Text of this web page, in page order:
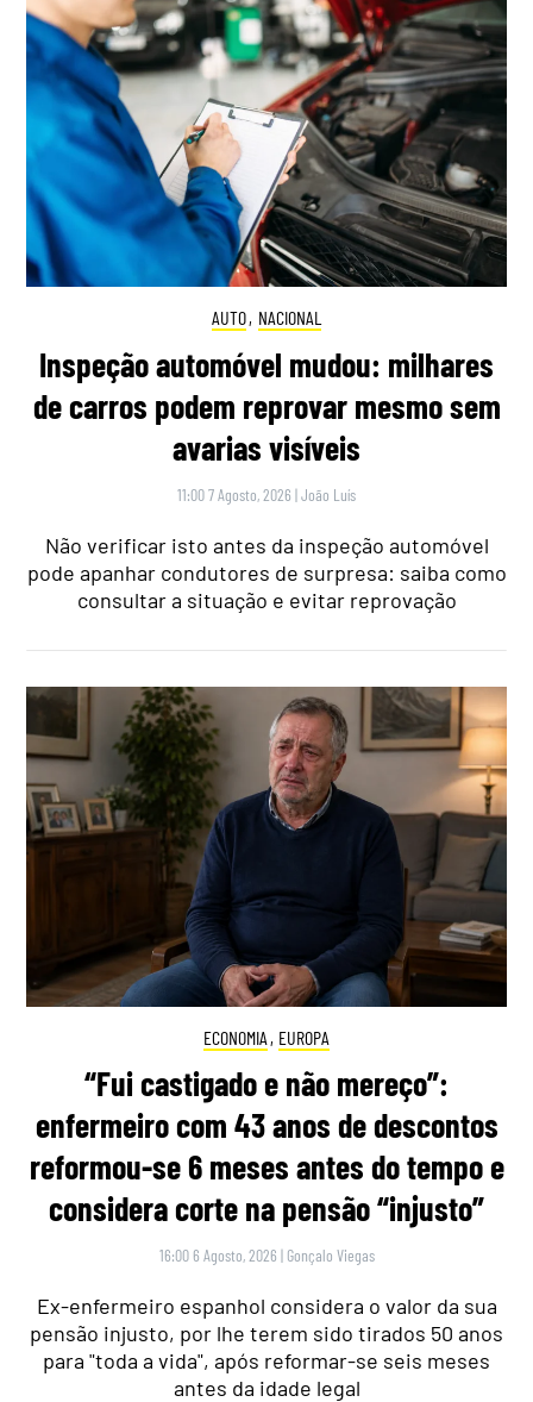
AUTO, NACIONAL
Inspeção automóvel mudou: milhares
de carros podem reprovar mesmo sem
avarias visíveis
11:00 7 Agosto, 2026 |João Luís
Não verificar isto antes da inspeção automóvel
pode apanhar condutores de surpresa: saiba como
consultar a situação e evitar reprovação
ECONOMIA , EUROPA
“Fui castigado e não mereço”:
enfermeiro com 43 anos de descontos
reformou-se 6 meses antes do tempo e
considera corte na pensão “injusto”
16:00 6 Agosto, 2026 | Gonçalo Viegas
Ex-enfermeiro espanhol considera o valor da sua
pensão injusto, por lhe terem sido tirados 50 anos
para "toda a vida", após reformar-se seis meses
antes da idade legal